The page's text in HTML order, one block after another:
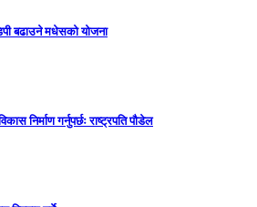
बढाउने मधेसको योजना
निर्माण गर्नुपर्छः राष्ट्रपति पौडेल